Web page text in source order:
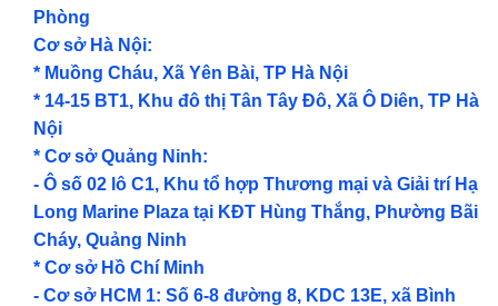
Phòng
Cơ sở Hà Nội:
* Muồng Cháu, Xã Yên Bài, TP Hà Nội
* 14-15 BT1, Khu đô thị Tân Tây Đô, Xã Ô Diên, TP Hà
Nội
* Cơ sở Quảng Ninh:
- Ô số 02 lô C1, Khu tổ hợp Thương mại và Giải trí Hạ
Long Marine Plaza tại KĐT Hùng Thắng, Phường Bãi
Cháy, Quảng Ninh
* Cơ sở Hồ Chí Minh
- Cơ sở HCM 1: Số 6-8 đường 8, KDC 13E, xã Bình